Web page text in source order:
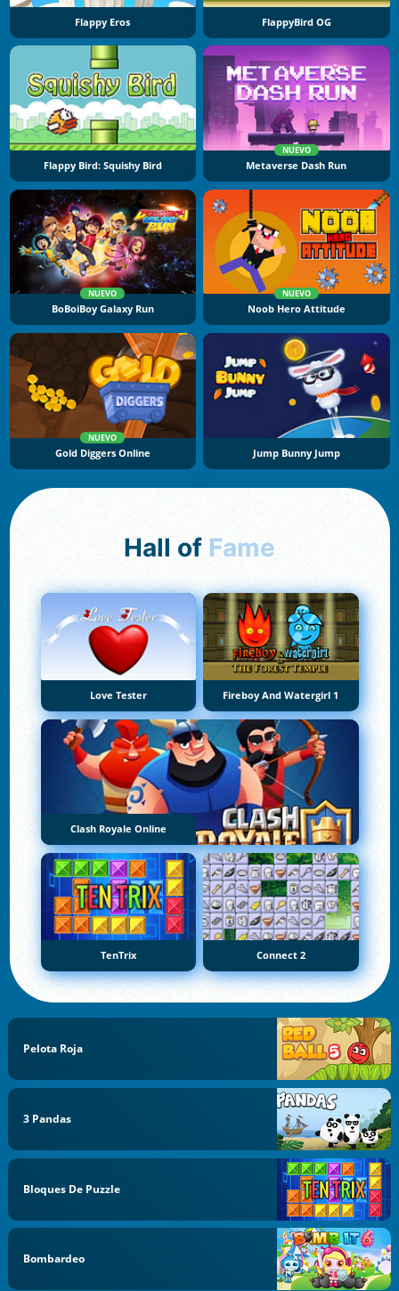
Flappy Eros FlappyBird OG
Flappy Bird: Squishy Bird
NUEVO
Metaverse Dash Run
NUEVO
BoBoiBoy Galaxy Run
NUEVO
Noob Hero Attitude
NUEVO
Gold Diggers Online Jump Bunny Jump
Hall of Fame
Love Tester Fireboy And Watergirl 1
Clash Royale Online
TenTrix Connect 2
Pelota Roja
3 Pandas
Bloques De Puzzle
Bombardeo